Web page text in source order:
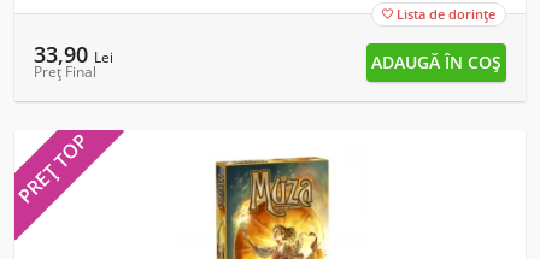
 Lista de dorințe
33,90 Lei
Preț Final
PREȚ TOP